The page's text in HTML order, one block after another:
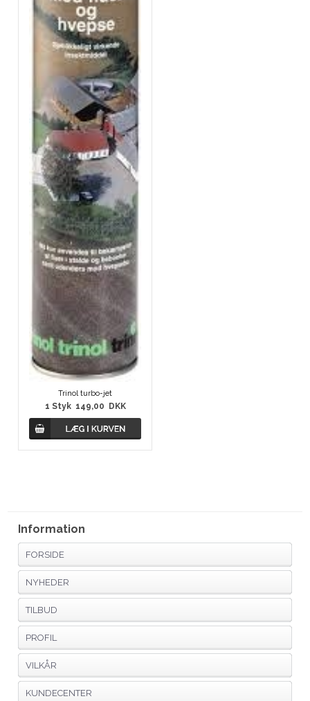
Trinol turbo-jet
1 Styk 149,00 DKK
Information
FORSIDE
NYHEDER
TILBUD
PROFIL
VILKÅR
KUNDECENTER